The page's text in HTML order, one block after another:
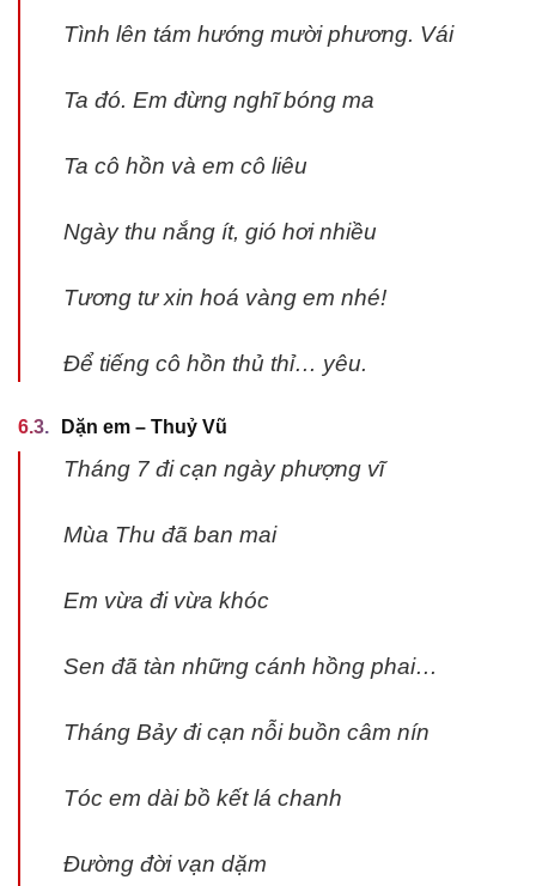
Tình lên tám hướng mười phương. Vái
Ta đó. Em đừng nghĩ bóng ma
Ta cô hồn và em cô liêu
Ngày thu nắng ít, gió hơi nhiều
Tương tư xin hoá vàng em nhé!
Để tiếng cô hồn thủ thỉ… yêu.
Dặn em – Thuỷ Vũ
Tháng 7 đi cạn ngày phượng vĩ
Mùa Thu đã ban mai
Em vừa đi vừa khóc
Sen đã tàn những cánh hồng phai…
Tháng Bảy đi cạn nỗi buồn câm nín
Tóc em dài bồ kết lá chanh
Đường đời vạn dặm